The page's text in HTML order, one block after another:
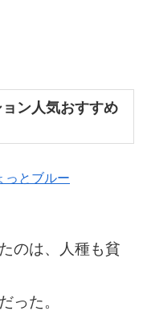
ン人気おすすめ
っとブルー
のは、人種も貧
った。